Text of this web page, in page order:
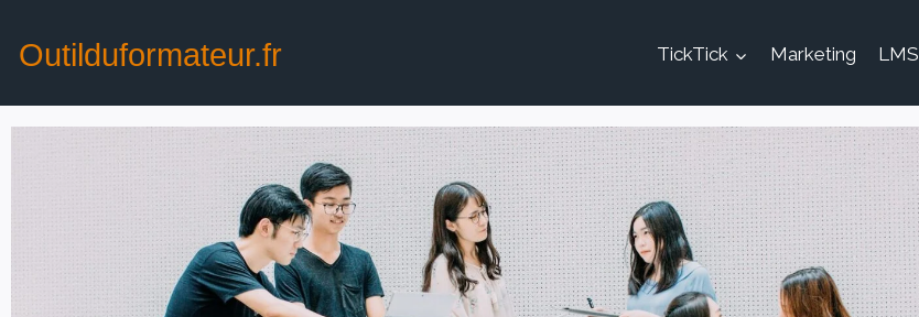
Outilduformateur.fr TickTick Marketing LMS